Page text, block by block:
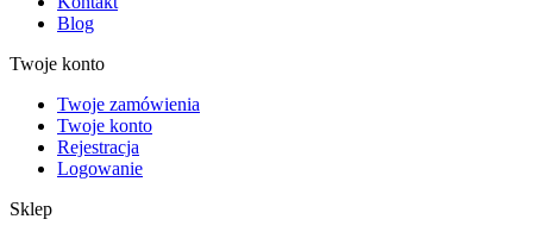
Blog
Twoje konto
Twoje zamówienia
Twoje konto
Rejestracja
Logowanie
Sklep